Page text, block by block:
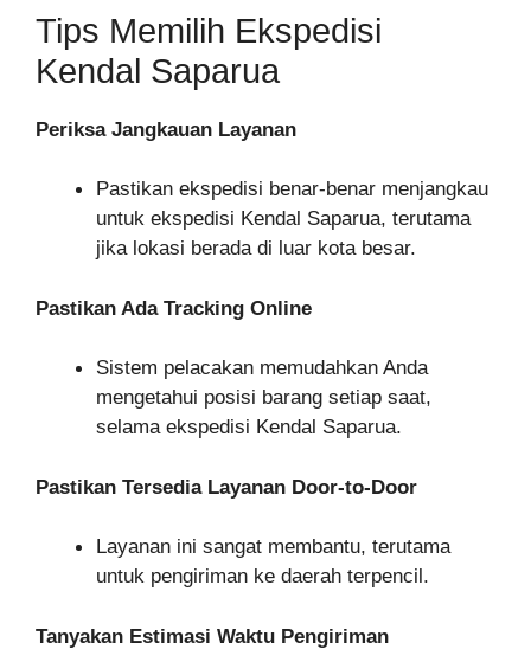
Tips Memilih Ekspedisi
Kendal Saparua
Periksa Jangkauan Layanan
Pastikan ekspedisi benar-benar menjangkau
untuk ekspedisi Kendal Saparua, terutama
jika lokasi berada di luar kota besar.
Pastikan Ada Tracking Online
Sistem pelacakan memudahkan Anda
mengetahui posisi barang setiap saat,
selama ekspedisi Kendal Saparua.
Pastikan Tersedia Layanan Door-to-Door
Layanan ini sangat membantu, terutama
untuk pengiriman ke daerah terpencil.
Tanyakan Estimasi Waktu Pengiriman